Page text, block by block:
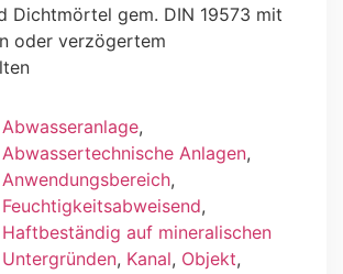
Dichtmörtel gem. DIN 19573 mit
oder verzögertem
Abwasseranlage,
Abwassertechnische Anlagen,
Anwendungsbereich,
Feuchtigkeitsabweisend,
Haftbeständig auf mineralischen
Untergründen, Kanal, Objekt,